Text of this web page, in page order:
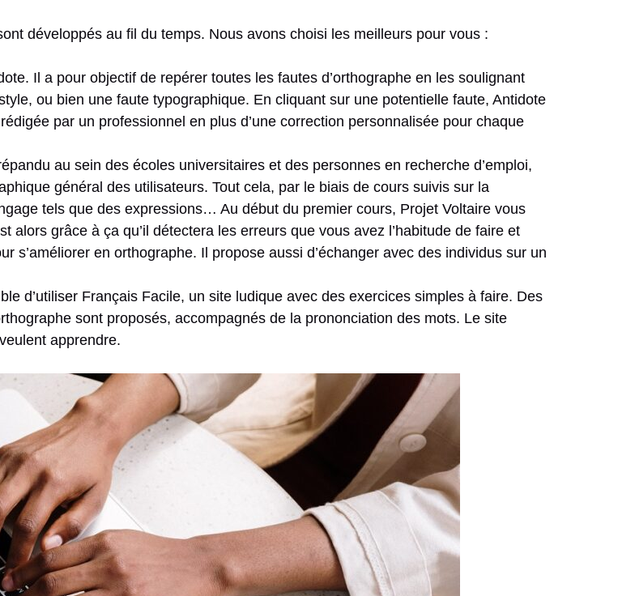
développés au fil du temps. Nous avons choisi les meilleurs pour vous :
Il a pour objectif de repérer toutes les fautes d’orthographe en les soulignant
ou bien une faute typographique. En cliquant sur une potentielle faute, Antidote
par un professionnel en plus d’une correction personnalisée pour chaque
au sein des écoles universitaires et des personnes en recherche d’emploi,
général des utilisateurs. Tout cela, par le biais de cours suivis sur la
tels que des expressions… Au début du premier cours, Projet Voltaire vous
alors grâce à ça qu’il détectera les erreurs que vous avez l’habitude de faire et
s’améliorer en orthographe. Il propose aussi d’échanger avec des individus sur un
d’utiliser Français Facile, un site ludique avec des exercices simples à faire. Des
sont proposés, accompagnés de la prononciation des mots. Le site
apprendre.